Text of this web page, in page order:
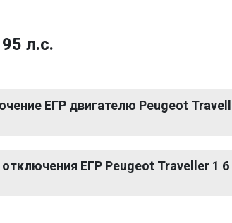
л.с.
ЕГР двигателю Peugeot
ЕГР Peugeot Traveller 1 6